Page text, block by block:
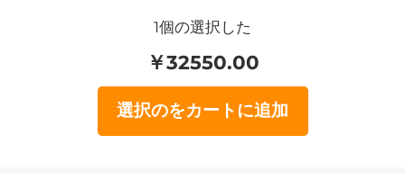
1個の選択した
￥32550.00
選択のをカートに追加